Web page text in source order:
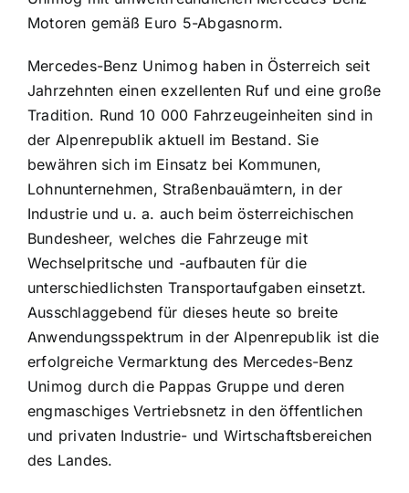
Motoren gemäß Euro 5-Abgasnorm.
Mercedes-Benz Unimog haben in Österreich seit
Jahrzehnten einen exzellenten Ruf und eine große
Tradition. Rund 10 000 Fahrzeugeinheiten sind in
der Alpenrepublik aktuell im Bestand. Sie
bewähren sich im Einsatz bei Kommunen,
Lohnunternehmen, Straßenbauämtern, in der
Industrie und u. a. auch beim österreichischen
Bundesheer, welches die Fahrzeuge mit
Wechselpritsche und -aufbauten für die
unterschiedlichsten Transportaufgaben einsetzt.
Ausschlaggebend für dieses heute so breite
Anwendungsspektrum in der Alpenrepublik ist die
erfolgreiche Vermarktung des Mercedes-Benz
Unimog durch die Pappas Gruppe und deren
engmaschiges Vertriebsnetz in den öffentlichen
und privaten Industrie- und Wirtschaftsbereichen
des Landes.